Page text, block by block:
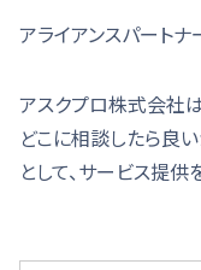
アライアンスパートナ
アスクプロ株式会社
どこに相談したら良
として、サービス提供